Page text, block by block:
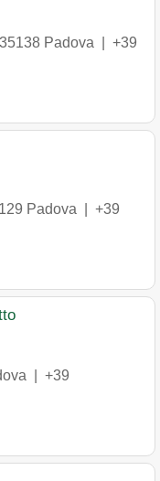
35138 Padova
+39
Padova
+39
+39